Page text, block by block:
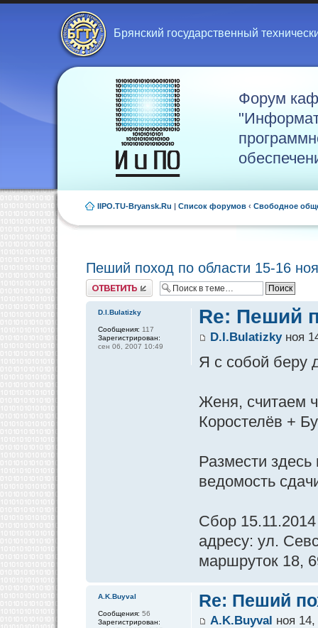
Брянский государственный
Форум
IIPO.TU-Bryansk.Ru | Список форумов ‹ Свободное
Пеший поход по области 15-16
Ответить
Re: Пеший
D.I.Bulatizkyноя
Я с собой беру
Женя, считаем
Коростелёв +
Размести
ведомость
Сбор
адресу: ул.
маршруток 18,
D.I.Bulatizky
Сообщения: 117
Зарегистрирован:
сен 06, 2007 10:49
Re: Пеший
A.K.Buyval ноя
A.K.Buyval
Сообщения: 56
Зарегистрирован: